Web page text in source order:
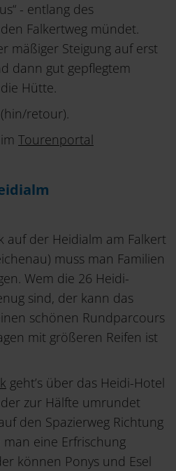
- entlang des
Falkertweg mündet.
mäßiger Steigung auf erst
dann gut gepflegtem
Hütte.
retour).
Tourenportal
auf der Heidialm am Falkert
muss man Familien
Wem die 26 Heidi-
sind, der kann das
schönen Rundparcours
mit größeren Reifen ist
geht’s über das Heidi-Hotel
zur Hälfte umrundet
den Spazierweg Richtung
eine Erfrischung
können Ponys und Esel